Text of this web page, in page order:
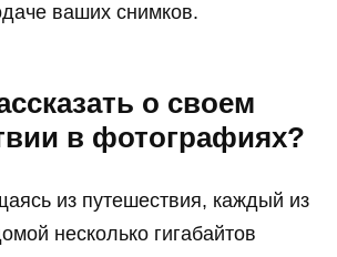
ваших снимков.
о своем
в фотографиях?
из путешествия, каждый из
несколько гигабайтов